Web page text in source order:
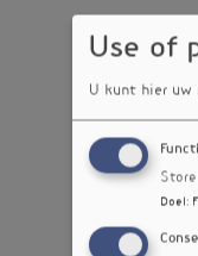
Use of
U kunt hier uw
Doel :